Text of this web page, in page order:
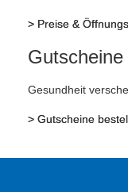
> Preise &
Gutscheine
Gesundheit
> Gutscheine